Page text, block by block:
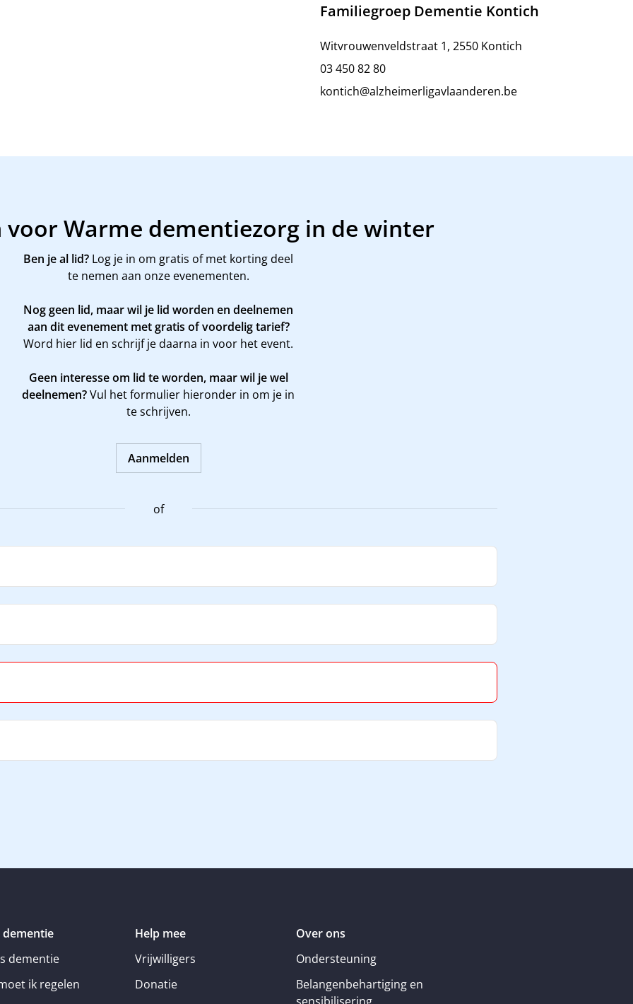
Familiegroep Dementie Kontich
Witvrouwenveldstraat 1, 2550 Kontich
03 450 82 80
kontich@alzheimerligavlaanderen.be
voor Warme dementiezorg in de winter
Ben je al lid? Log je in om gratis of met korting deel
te nemen aan onze evenementen.
Nog geen lid, maar wil je lid worden en deelnemen
aan dit evenement met gratis of voordelig tarief?
Word hier lid en schrijf je daarna in voor het event.
Geen interesse om lid te worden, maar wil je wel
deelnemen?Vul het formulier hieronder in om je in
te schrijven.
Aanmelden
of
dementie
dementie
ik regelen
Help mee
Vrijwilligers
Donatie
Over ons
Ondersteuning
Belangenbehartiging en
sensibilisering